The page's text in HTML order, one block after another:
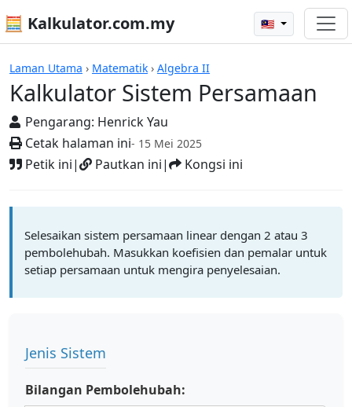
🧮 Kalkulator.com.my 🇲🇾
Laman Utama › Matematik › Algebra II
Kalkulator Sistem Persamaan
Pengarang: Henrick Yau
Cetak halaman ini- 15 Mei 2025
Petik ini| Pautkan ini| Kongsi ini
Kalkulator
Selesaikan sistem persamaan linear dengan 2 atau 3
pembolehubah. Masukkan koefisien dan pemalar untuk
setiap persamaan untuk mengira penyelesaian.
Jenis Sistem
Bilangan Pembolehubah: